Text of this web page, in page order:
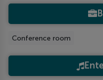
Conference room